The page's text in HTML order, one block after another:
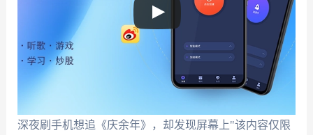
深夜刷手机想追《庆余年》，却发现屏幕上"该内容仅限